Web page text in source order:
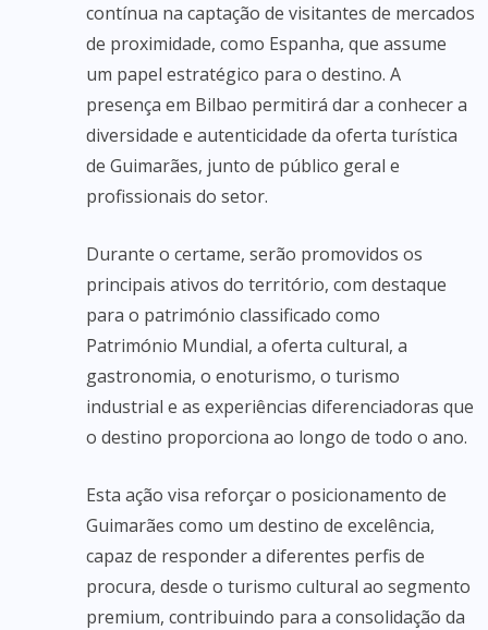
contínua na captação de visitantes de mercados
de proximidade, como Espanha, que assume
um papel estratégico para o destino. A
presença em Bilbao permitirá dar a conhecer a
diversidade e autenticidade da oferta turística
de Guimarães, junto de público geral e
profissionais do setor.
Durante o certame, serão promovidos os
principais ativos do território, com destaque
para o património classificado como
Património Mundial, a oferta cultural, a
gastronomia, o enoturismo, o turismo
industrial e as experiências diferenciadoras que
o destino proporciona ao longo de todo o ano.
Esta ação visa reforçar o posicionamento de
Guimarães como um destino de excelência,
capaz de responder a diferentes perfis de
procura, desde o turismo cultural ao segmento
premium, contribuindo para a consolidação da